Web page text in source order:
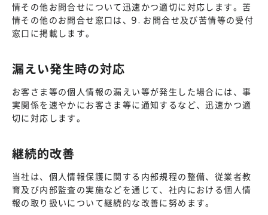
情その他お問合せについて迅速かつ適切に対応します。苦
情その他のお問合せ窓口は、9. お問合せ及び苦情等の受付
窓口に掲載します。
漏えい発生時の対応
お客さま等の個人情報の漏えい等が発生した場合には、事
実関係を速やかにお客さま等に通知するなど、迅速かつ適
切に対応します。
継続的改善
当社は、個人情報保護に関する内部規程の整備、従業者教
育及び内部監査の実施などを通じて、社内における個人情
報の取り扱いについて継続的な改善に努めます。